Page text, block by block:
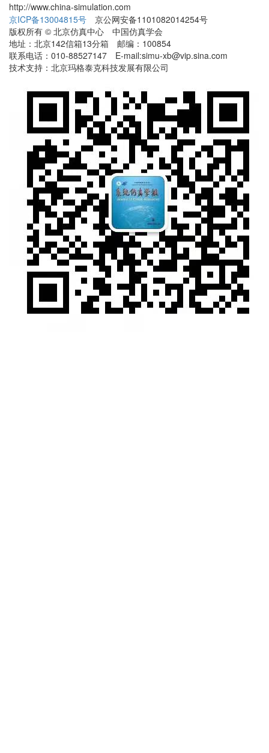
http://www.china-simulation.com
京ICP备13004815号 京公网安备1101082014254号
版权所有 © 北京仿真中心 中国仿真学会
地址：北京142信箱13分箱 邮编：100854
联系电话：010-88527147 E-mail:simu-xb@vip.sina.com
技术支持：北京玛格泰克科技发展有限公司